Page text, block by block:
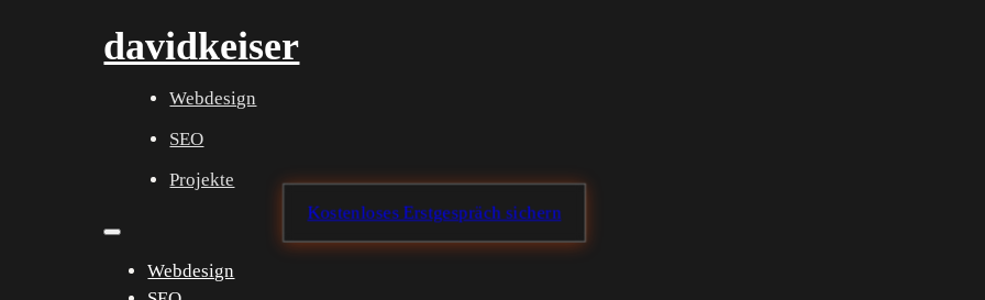
davidkeiser
Webdesign
SEO
Projekte
Webdesign
Kostenloses Erstgespräch sichern